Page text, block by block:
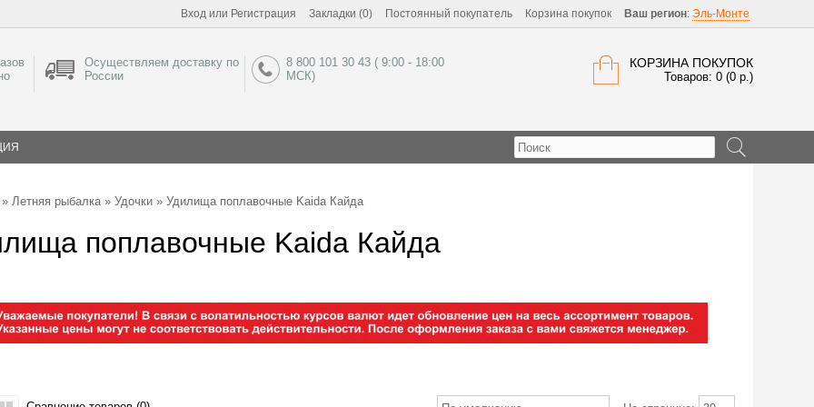
Вход или Регистрация Закладки (0) Постоянный покупатель Корзина покупок Ваш регион: Эль-Монте
КОРЗИНА ПОКУПОК
Товаров: 0 (0 р.)
Осуществляем доставку по
России
8 800 101 30 43 ( 9:00 - 18:00
МСК)
Летняя рыбалка» Удочки » Удилища поплавочные Kaida Кайда
поплавочные Kaida Кайда